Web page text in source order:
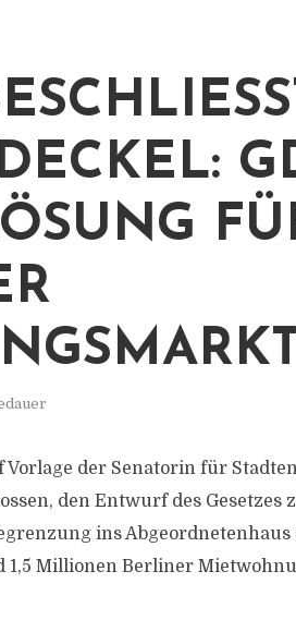
FÜR
Vorlage der Senatorin für
den Entwurf des
ins Abgeordnetenhaus
Millionen Berliner